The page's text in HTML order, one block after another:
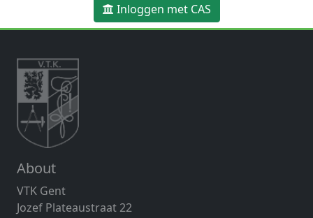
Inloggen met CAS
About
VTK Gent
Jozef Plateaustraat 22